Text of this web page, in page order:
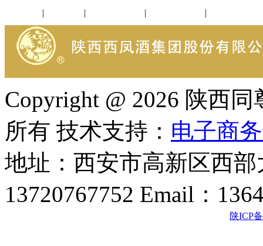
| | | |
Copyright @ 2026 陕西
所有 技术支持： 电子商
地址：西安市高新区西
13720767752 Email：
陕ICP